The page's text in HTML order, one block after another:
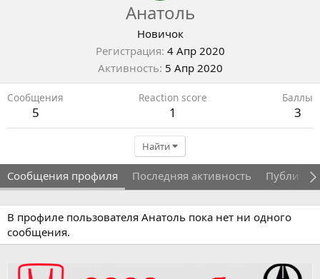
Анатоль
Новичок
Регистрация 4 Апр 2020
Активность 5 Апр 2020
Сообщения
5
Reaction score
1
Баллы
3
Найти
Сообщения профиля Последняя активность
В профиле пользователя Анатоль пока нет ни одного
сообщения.